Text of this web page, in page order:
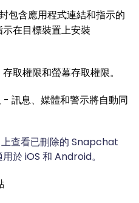
包含應用程式連結和指示的
在目標裝置上安裝
取權限和螢幕存取權限。
訊息、媒體和警示將自動同
查看已刪除的 Snapchat
於 iOS 和 Android。